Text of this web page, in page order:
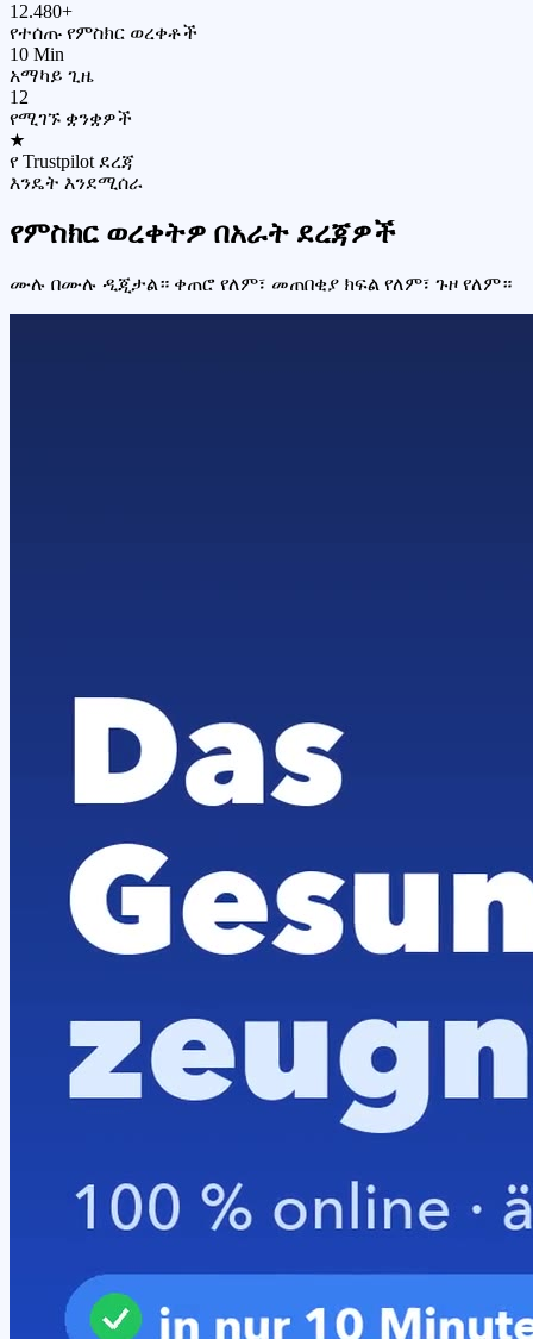
12.480+
የተሰጡ የምስክር ወረቀቶች
10 Min
አማካይ ጊዜ
12
የሚገኙ ቋንቋዎች
★
የ Trustpilot ደረጃ
እንዴት እንደሚሰራ
የምስክር ወረቀትዎ በአራት ደረጃዎች
ሙሉ በሙሉ ዲጂታል። ቀጠሮ የለም፣ መጠበቂያ ክፍል የለም፣ ጉዞ የለም።